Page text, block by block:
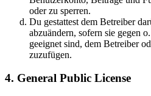
oder zu sperren.
Du gestattest dem Betreiber
abzuändern, sofern sie gegen
geeignet sind, dem Betreiber
zuzufügen.
4. General Public License